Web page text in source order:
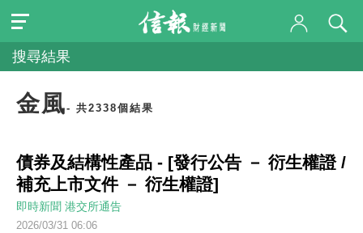
搜尋結果
金風- 共2338個結果
債券及結構性產品 - [發行公告 － 衍生權證 /
補充上市文件 － 衍生權證]
即時新聞 港交所通告
2026/03/31 06:06